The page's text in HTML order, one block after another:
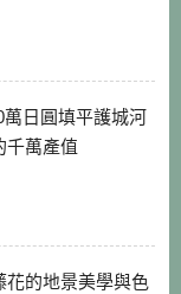
日圓填平護城河
千萬產值
花的地景美學與色